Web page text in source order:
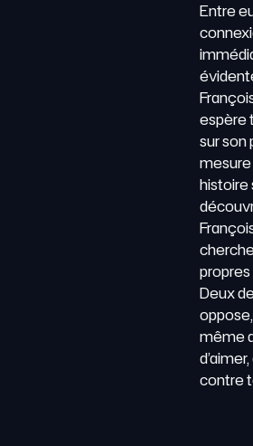
Entre
espère
sur son
histoire
Deux
même
contre